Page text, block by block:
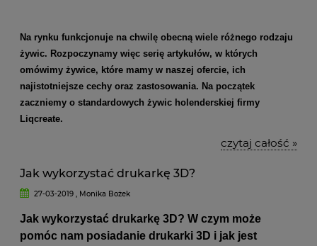
Na rynku funkcjonuje na chwilę obecną wiele różnego rodzaju
żywic. Rozpoczynamy więc serię artykułów, w których
omówimy żywice, które mamy w naszej ofercie, ich
najistotniejsze cechy oraz zastosowania. Na początek
zaczniemy o standardowych żywic holenderskiej firmy
Liqcreate.
czytaj całość »
Jak wykorzystać drukarkę 3D?
27-03-2019 , Monika Bożek
Jak wykorzystać drukarkę 3D? W czym może
pomóc nam posiadanie drukarki 3D i jak jest